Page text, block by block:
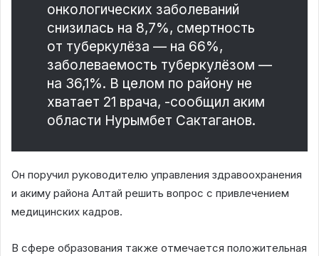
онкологических заболеваний
снизилась на 8,7%, смертность
от туберкулёза — на 66%,
заболеваемость туберкулёзом —
на 36,1%. В целом по району не
хватает 21 врача, -сообщил аким
области Нурымбет Сактаганов.
Он поручил руководителю управления здравоохранения
и акиму района Алтай решить вопрос с привлечением
медицинских кадров.
В сфере образования также отмечается положительная